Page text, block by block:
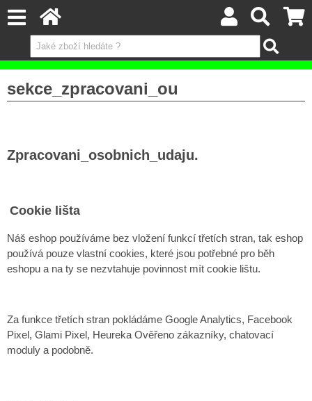
sekce_zpracovani_ou
Zpracovani_osobnich_udaju.
Cookie lišta
Náš eshop používáme bez vložení funkcí třetích stran, tak eshop
používá pouze vlastní cookies, které jsou potřebné pro běh
eshopu a na ty se nezvtahuje povinnost mít cookie lištu.
Za funkce třetích stran pokládáme Google Analytics, Facebook
Pixel, Glami Pixel, Heureka Ověřeno zákazníky, chatovací
moduly a podobně.